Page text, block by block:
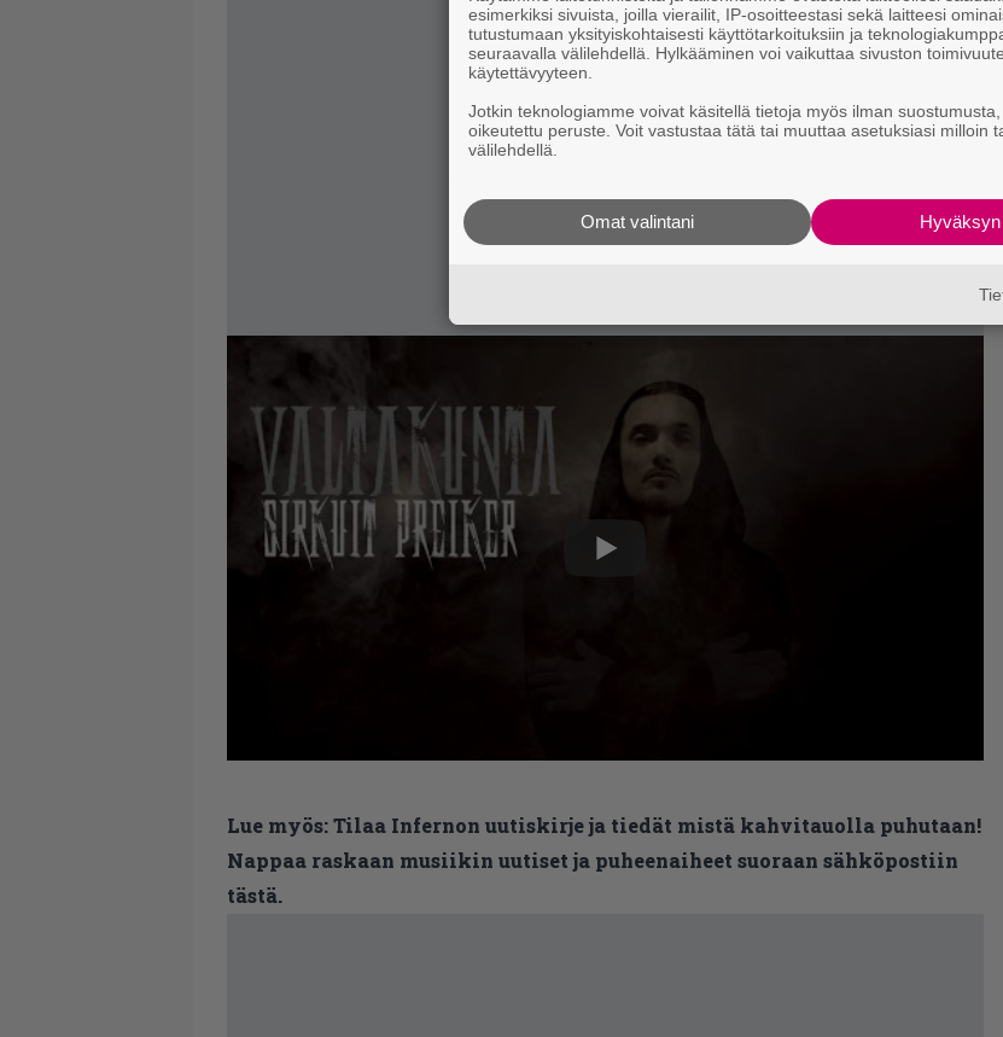
Lue myös:Tilaa Infernon uutiskirje ja tiedät mistä kahvitauolla puhutaan!
Nappaa raskaan musiikin uutiset ja puheenaiheet suoraan sähköpostiin
tästä.
esimerkiksi sivuista, joilla vierailit, IP-osoitteestasi sekä laitteesi
tutustumaan yksityiskohtaisesti käyttötarkoituksiin ja
seuraavalla välilehdellä. Hylkääminen voi vaikuttaa sivuston
käytettävyyteen.
Jotkin teknologiamme voivat käsitellä tietoja myös ilman
oikeutettu peruste. Voit vastustaa tätä tai muuttaa asetuksiasi milloin
välilehdellä.
Omat valintani